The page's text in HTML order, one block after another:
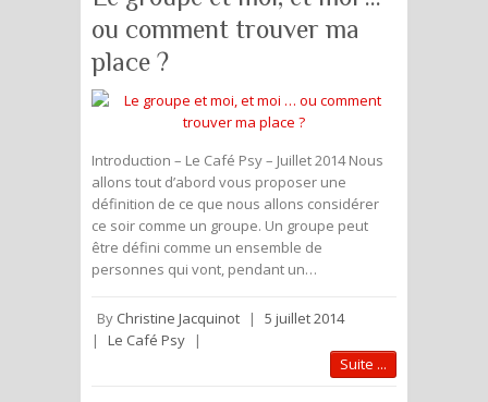
ou comment trouver ma
place ?
Introduction – Le Café Psy – Juillet 2014 Nous
allons tout d’abord vous proposer une
définition de ce que nous allons considérer
ce soir comme un groupe. Un groupe peut
être défini comme un ensemble de
personnes qui vont, pendant un…
By Christine Jacquinot |
5 juillet 2014
|
Le Café Psy
|
Suite ...